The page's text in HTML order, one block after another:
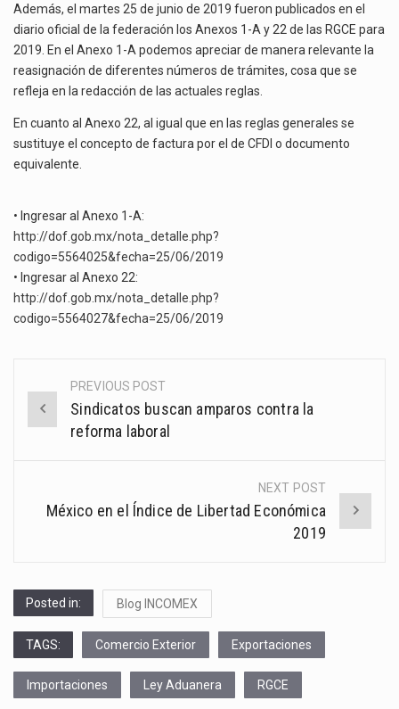
Además, el martes 25 de junio de 2019 fueron publicados en el
diario oficial de la federación los Anexos 1-A y 22 de las RGCE para
2019. En el Anexo 1-A podemos apreciar de manera relevante la
reasignación de diferentes números de trámites, cosa que se
refleja en la redacción de las actuales reglas.
En cuanto al Anexo 22, al igual que en las reglas generales se
sustituye el concepto de factura por el de CFDI o documento
equivalente.
• Ingresar al Anexo 1-A:
http://dof.gob.mx/nota_detalle.php?
codigo=5564025&fecha=25/06/2019
• Ingresar al Anexo 22:
http://dof.gob.mx/nota_detalle.php?
codigo=5564027&fecha=25/06/2019
Post
navigation
PREVIOUS POST
Sindicatos buscan amparos contra la
reforma laboral
NEXT POST
México en el Índice de Libertad Económica
2019
Posted in: Blog INCOMEX
TAGS: Comercio Exterior Exportaciones
Importaciones Ley Aduanera RGCE